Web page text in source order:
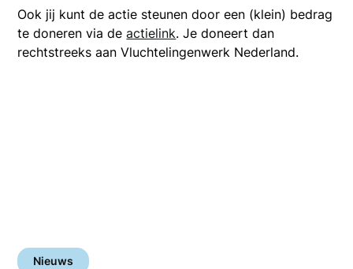
Ook jij kunt de actie steunen door een (klein) bedrag
te doneren via deactielink. Je doneert dan
rechtstreeks aan Vluchtelingenwerk Nederland.
Nieuws